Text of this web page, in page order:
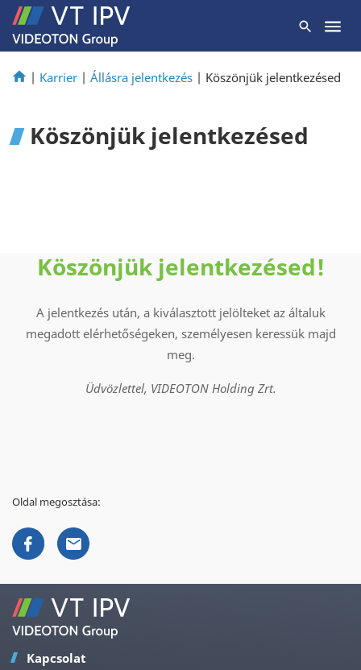
| Karrier | Állásra jelentkezés | Köszönjük jelentkezésed
Köszönjük jelentkezésed
Köszönjük jelentkezésed!
A jelentkezés után, a kiválasztott jelölteket az általuk
megadott elérhetőségeken, személyesen keressük majd
meg.
Üdvözlettel, VIDEOTON Holding Zrt.
Oldal megosztása:
Kapcsolat